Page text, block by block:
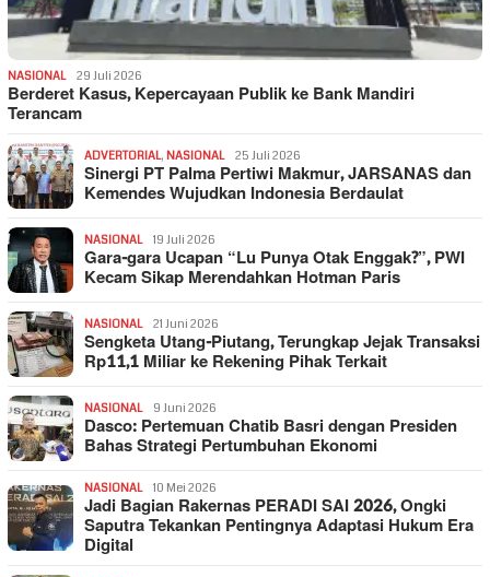
NASIONAL 29 Juli 2026
Berderet Kasus, Kepercayaan Publik ke Bank Mandiri
Terancam
ADVERTORIAL, NASIONAL 25 Juli 2026
Sinergi PT Palma Pertiwi Makmur, JARSANAS dan
Kemendes Wujudkan Indonesia Berdaulat
NASIONAL 19 Juli 2026
Gara-gara Ucapan “Lu Punya Otak Enggak?”, PWI
Kecam Sikap Merendahkan Hotman Paris
NASIONAL 21 Juni 2026
Sengketa Utang-Piutang, Terungkap Jejak Transaksi
Rp11,1 Miliar ke Rekening Pihak Terkait
NASIONAL 9 Juni 2026
Dasco: Pertemuan Chatib Basri dengan Presiden
Bahas Strategi Pertumbuhan Ekonomi
NASIONAL 10 Mei 2026
Jadi Bagian Rakernas PERADI SAI 2026, Ongki
Saputra Tekankan Pentingnya Adaptasi Hukum Era
Digital